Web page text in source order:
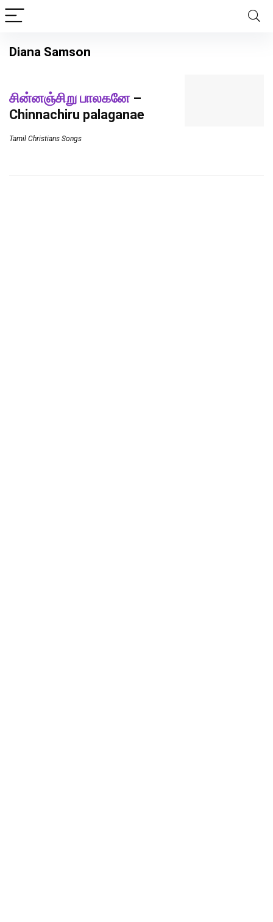
Diana Samson
சின்னஞ்சிறு பாலகனே–
Chinnachiru palaganae
Tamil Christians Songs